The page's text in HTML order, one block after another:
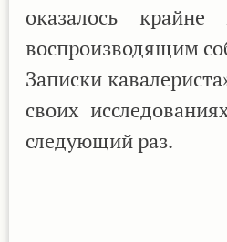
оказалось
воспроизводящим
Записки
своих
следующий раз.